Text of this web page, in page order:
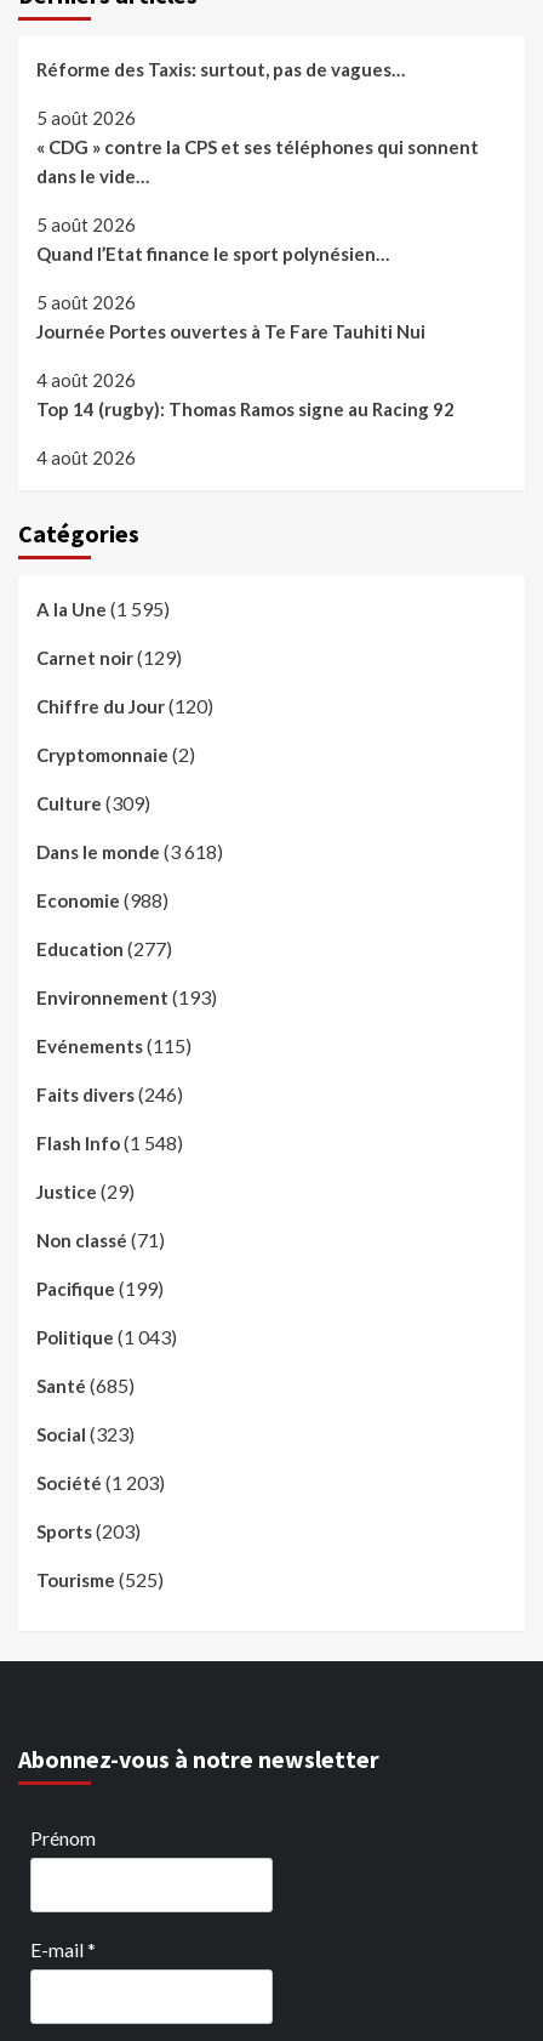
Réforme des Taxis: surtout, pas de vagues…
5 août 2026
« CDG » contre la CPS et ses téléphones qui sonnent
dans le vide…
5 août 2026
Quand l’Etat finance le sport polynésien…
5 août 2026
Journée Portes ouvertes à Te Fare Tauhiti Nui
4 août 2026
Top 14 (rugby): Thomas Ramos signe au Racing 92
4 août 2026
Catégories
A la Une (1 595)
Carnet noir(129)
Chiffre du Jour(120)
Cryptomonnaie (2)
Culture (309)
Dans le monde (3 618)
Economie (988)
Education (277)
Environnement (193)
Evénements(115)
Faits divers(246)
Flash Info(1 548)
Justice (29)
Non classé (71)
Pacifique (199)
Politique (1 043)
Santé (685)
Social (323)
Société (1 203)
Sports(203)
Tourisme (525)
Abonnez-vous à notre newsletter
Prénom
E-mail*